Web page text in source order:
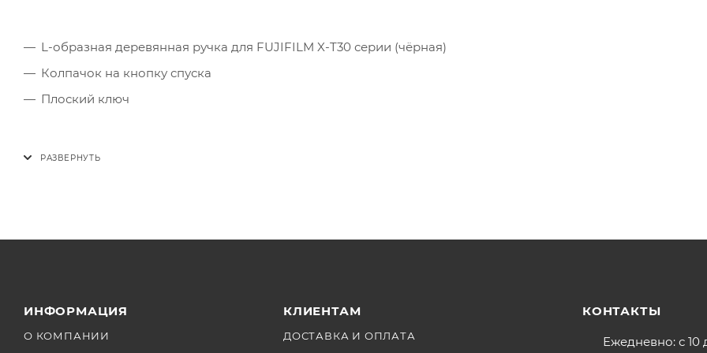
L-образная деревянная ручка для FUJIFILM X-T30 серии (чёрная)
Колпачок на кнопку спуска
Плоский ключ
ИНФОРМАЦИЯ
О КОМПАНИИ
КЛИЕНТАМ
ДОСТАВКА И ОПЛАТА
КОНТАКТЫ
Ежедневно: с 10